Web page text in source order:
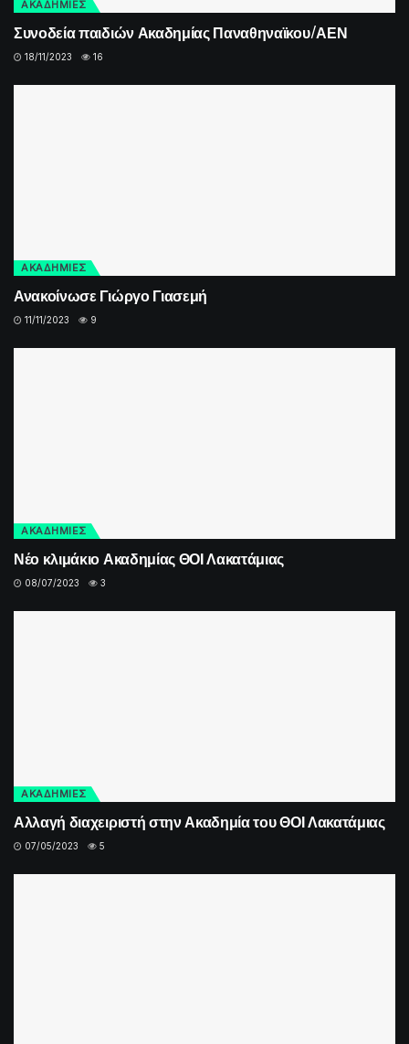
ΑΚΑΔΗΜΙΕΣ
Συνοδεία παιδιών Ακαδημίας Παναθηναϊκου/ΑΕΝ
18/11/2023 16
ΑΚΑΔΗΜΙΕΣ
Ανακοίνωσε Γιώργο Γιασεμή
11/11/2023 9
ΑΚΑΔΗΜΙΕΣ
Νέο κλιμάκιο Ακαδημίας ΘΟΙ Λακατάμιας
08/07/2023 3
ΑΚΑΔΗΜΙΕΣ
Αλλαγή διαχειριστή στην Ακαδημία του ΘΟΙ Λακατάμιας
07/05/2023 5